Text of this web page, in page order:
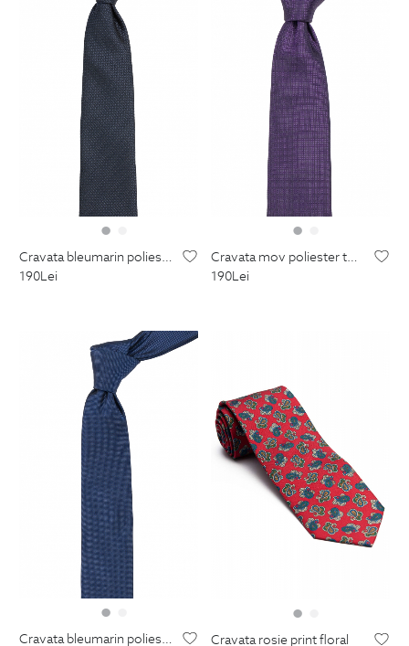
cravata bleumarin poliester tesut
190Lei
cravata mov poliester tesut
190Lei
cravata bleumarin poliester tesut cravata rosie print floral